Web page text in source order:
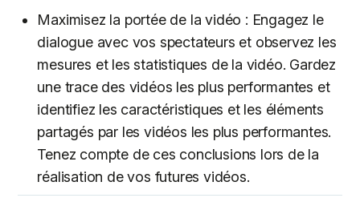
Maximisez la portée de la vidéo : Engagez le
dialogue avec vos spectateurs et observez les
mesures et les statistiques de la vidéo. Gardez
une trace des vidéos les plus performantes et
identifiez les caractéristiques et les éléments
partagés par les vidéos les plus performantes.
Tenez compte de ces conclusions lors de la
réalisation de vos futures vidéos.